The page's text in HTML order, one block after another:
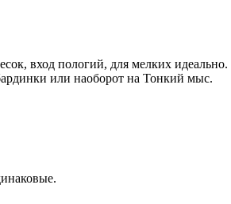
вход пологий, для мелких
или наоборот на Тонкий мыс.